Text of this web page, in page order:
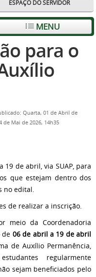
ESPAÇO DO SERVIDOR
MENU
para o
Quarta, 01 de Abril de
de Mai de 2026, 14h35
de abril, via SUAP, para
que estejam dentro dos
no edital.
de realizar a inscrição.
meio da Coordenadoria
de 06 de abril a 19 de abril
de Auxílio Permanência,
regularmente
sejam beneficiados pelo